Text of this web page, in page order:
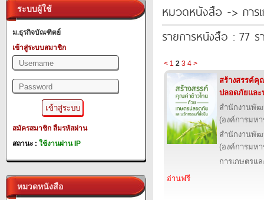
ระบบผู้ใช้
ม.ธุรกิจบัณฑิตย์
เข้าสู่ระบบสมาชิก
สมัครสมาชิก ลืมรหัสผ่าน
สถานะ : ใช้งานผ่าน IP
หมวดหนังสือ
หมวดหนังสือ -> การ
รายการหนังสือ : 77 ร
< 1 2 3 4 >
สร้างสรรค์คุ
ปลอดภัยและ
สำนักงานพัฒ
(องค์การมห
สำนักงานพัฒ
(องค์การมห
การเกษตรแ
อ่านฟรี